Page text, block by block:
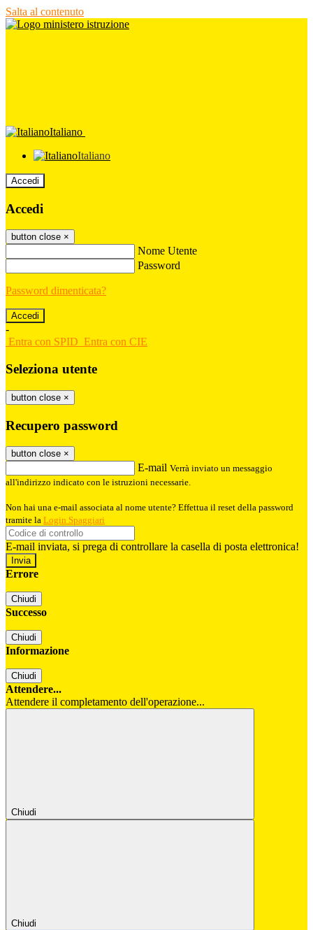
Salta al contenuto
Italiano
Italiano
Accedi
Accedi
button close ×
Nome Utente
Password
Password dimenticata?
-
Entra con SPID Entra con CIE
Seleziona utente
button close ×
Recupero password
button close ×
E-mail Verrà inviato un messaggio
all'indirizzo indicato con le istruzioni necessarie.
Non hai una e-mail associata al nome utente? Effettua il reset della password
tramite la Login Spaggiari
E-mail inviata, si prega di controllare la casella di posta elettronica!
Errore
Chiudi
Successo
Chiudi
Informazione
Chiudi
Attendere...
Attendere il completamento dell'operazione...
Chiudi
Chiudi